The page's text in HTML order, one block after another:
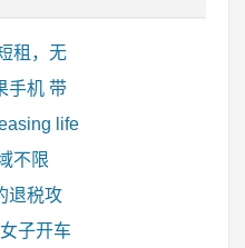
租，无
手机 带
life
不限
退税攻
子开车